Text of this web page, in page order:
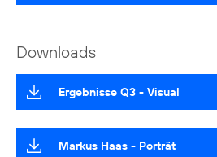
Downloads
Ergebnisse Q3 - Visual
Markus Haas - Porträt